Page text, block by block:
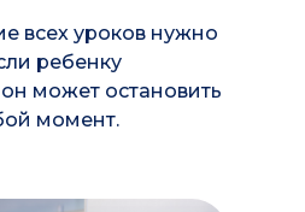
всех уроков нужно
ребенку
может остановить
момент.